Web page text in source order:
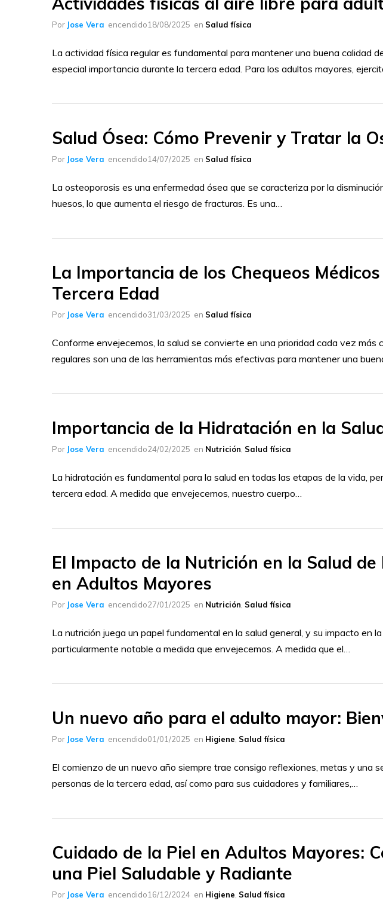
Protectores de cama / Sabanillas
Toallas húmedas
Por Jose Vera encendido18/08/2025 en Salud física
La actividad física regular es fundamental para mantener una buena calidad
especial importancia durante la tercera edad. Para los adultos mayores,
Salud Ósea: Cómo Prevenir y Tratar la
Por Jose Vera encendido14/07/2025 en Salud física
La osteoporosis es una enfermedad ósea que se caracteriza por la
huesos, lo que aumenta el riesgo de fracturas. Es una…
La Importancia de los Chequeos
Tercera Edad
Por Jose Vera encendido31/03/2025 en Salud física
Conforme envejecemos, la salud se convierte en una prioridad cada vez más
regulares son una de las herramientas más efectivas para mantener una
Importancia de la Hidratación en la
Por Jose Vera encendido24/02/2025 en Nutrición Salud física
La hidratación es fundamental para la salud en todas las etapas de la vida,
tercera edad. A medida que envejecemos, nuestro cuerpo…
El Impacto de la Nutrición en la Salud de
en Adultos Mayores
Por Jose Vera encendido27/01/2025 en Nutrición Salud física
La nutrición juega un papel fundamental en la salud general, y su impacto en
particularmente notable a medida que envejecemos. A medida que el…
Un nuevo año para el adulto mayor:
Por Jose Vera encendido01/01/2025 en Higiene Salud física
El comienzo de un nuevo año siempre trae consigo reflexiones, metas y una
personas de la tercera edad, así como para sus cuidadores y familiares,…
Cuidado de la Piel en Adultos Mayores:
una Piel Saludable y Radiante
Por Jose Vera encendido16/12/2024 en Higiene Salud física